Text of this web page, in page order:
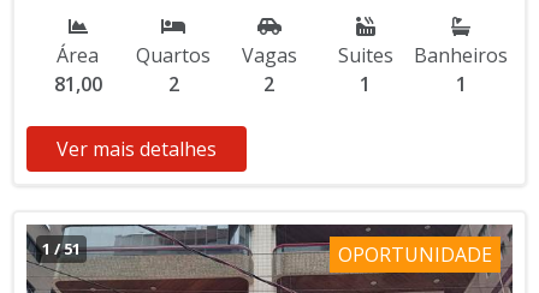
definitiva . Andar alto que permite iluminação natural e
ventilação . Aparatamento novo . Prédio com área de lazer na
cobertura . Piscina com raia , área de Sol com cadeiras e
mesas para seu conforto. Academia completa , com vários
festividades. Salão de Jogos com espaço Kids . Hall de
entrada com sofás e decoração impecáveis . Prédio lindo
Área
81,00
Quartos
2
Vagas
2
Suites
1
Banheiros
1
Ver mais detalhes
1 /51 OPORTUNIDADE